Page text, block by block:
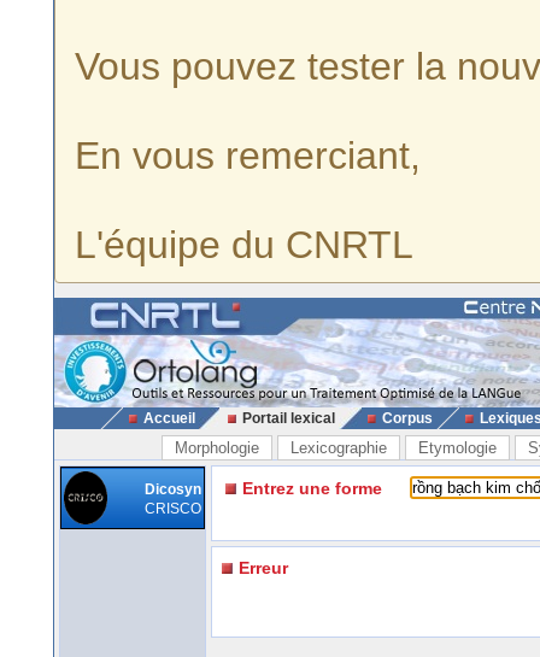
Vous pouvez tester la
En vous remerciant,
L'équipe du CNRTL
Accueil Portail lexical Corpus
Morphologie Lexicographie Etymologie
Dicosyn
CRISCO
Entrez une forme
Erreur